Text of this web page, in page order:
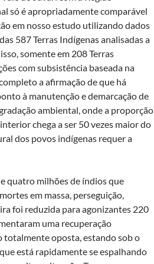
só é apropriadamente comparável
em nosso estudo utilizando dados
587 Terras Indígenas analisadas a
somente em 208 Terras
com subsistência baseada na
a afirmação de que há
à manutenção e demarcação de
ambiental, onde a proporção
chega a ser 50 vezes maior do
dos povos indígenas requer a
quatro milhões de índios que
em massa, perseguição,
foi reduzida para agonizantes 220
uma recuperação
oposta, estando sob o
está rapidamente se espalhando